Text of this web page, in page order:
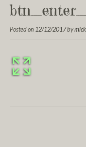
Posted on 12/12/2017by